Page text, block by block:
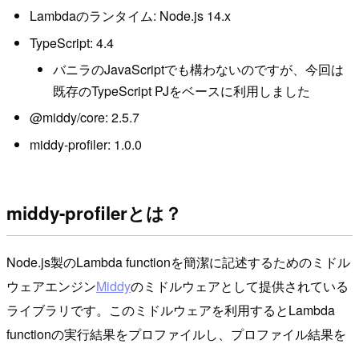
Lambdaのランタイム: Node.js 14.x
TypeScript: 4.4
バニラのJavaScriptでも構わないのですが、今回は
既存のTypeScript PJをベースに利用しました
@middy/core: 2.5.7
middy-profiler: 1.0.0
middy-profilerとは？
Node.js製のLambda functionを簡潔に記述するためのミドル
ウェアエンジンMiddyのミドルウェアとして提供されている
ライブラリです。このミドルウェアを利用するとLambda
functionの実行結果をプロファイルし、プロファイル結果を